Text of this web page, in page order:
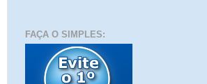
FAÇA O SIMPLES: